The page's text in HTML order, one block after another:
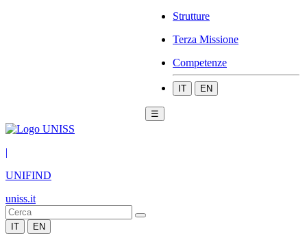
Strutture
Terza Missione
Competenze
IT EN
☰
|
UNIFIND
uniss.it
IT EN